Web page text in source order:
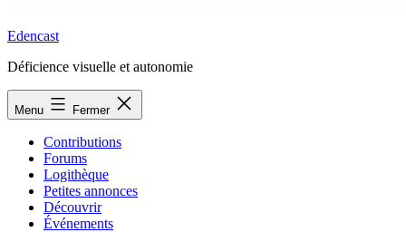
Edencast
Déficience visuelle et autonomie
Menu Fermer
Contributions
Forums
Logithèque
Petites annonces
Découvrir
Événements